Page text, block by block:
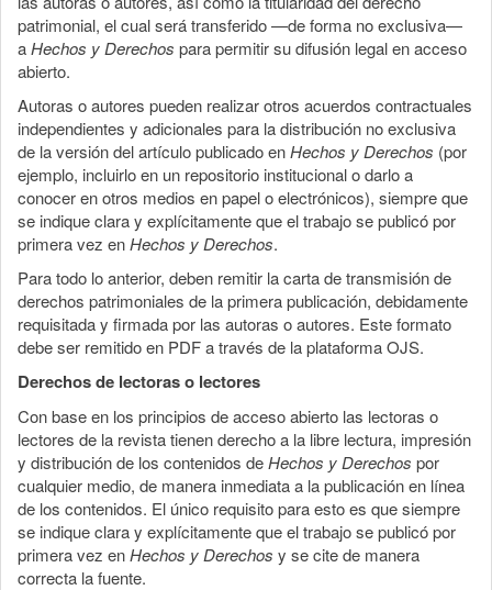
patrimonial, el cual será transferido —de forma no exclusiva—
aHechos y Derechos para permitir su difusión legal en acceso
abierto.
Autoras o autores pueden realizar otros acuerdos contractuales
independientes y adicionales para la distribución no exclusiva
de la versión del artículo publicado enHechos y Derechos (por
ejemplo, incluirlo en un repositorio institucional o darlo a
conocer en otros medios en papel o electrónicos), siempre que
se indique clara y explícitamente que el trabajo se publicó por
primera vez enHechos y Derechos.
Para todo lo anterior, deben remitir la carta de transmisión de
derechos patrimoniales de la primera publicación, debidamente
requisitada y firmada por las autoras o autores. Este formato
debe ser remitido en PDF a través de la plataforma OJS.
Derechos de lectoras o lectores
Con base en los principios de acceso abierto las lectoras o
lectores de la revista tienen derecho a la libre lectura, impresión
y distribución de los contenidos deHechos y Derechos por
cualquier medio, de manera inmediata a la publicación en línea
de los contenidos. El único requisito para esto es que siempre
se indique clara y explícitamente que el trabajo se publicó por
primera vez enHechos y Derechos y se cite de manera
correcta la fuente.